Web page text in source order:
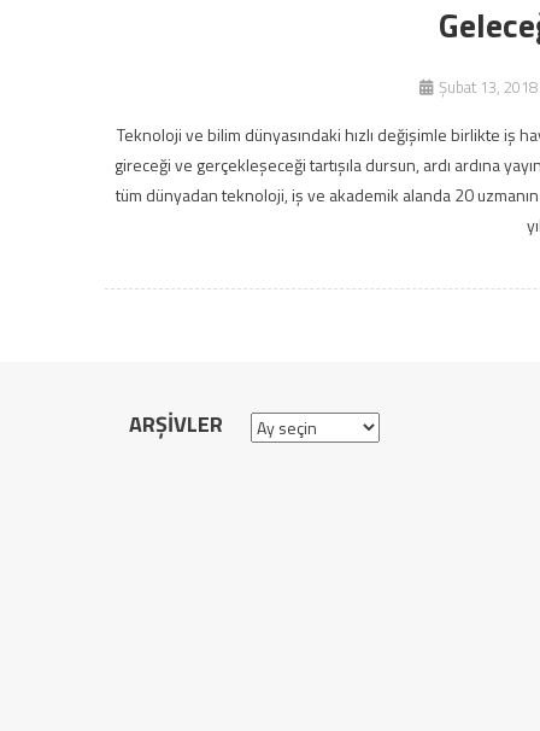
Şubat 13, 2018
Teknoloji ve bilim dünyasındaki hızlı değişimle birlikte iş
gireceği ve gerçekleşeceği tartışıla dursun, ardı ardına
tüm dünyadan teknoloji, iş ve akademik alanda 20
ARŞIVLER Arşivler